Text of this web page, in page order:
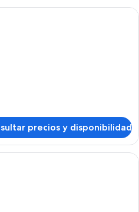
Habitación de hotel con cama,
precios y disponibilidad